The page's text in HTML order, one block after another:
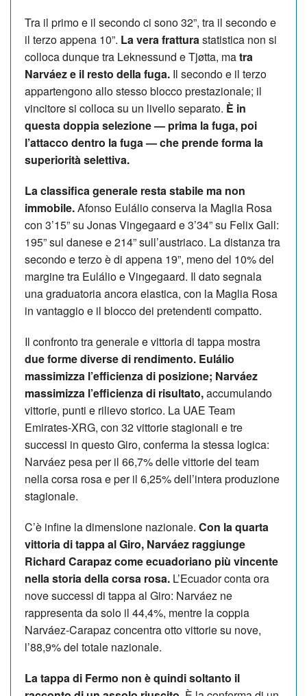
Tra il primo e il secondo ci sono 32”, tra il secondo e
il terzo appena 10”. La vera fratturastatistica non si
colloca dunque tra Leknessund e Tjøtta, matra
Narváez e il resto della fuga. Il secondo e il terzo
appartengono allo stesso blocco prestazionale; il
vincitore si colloca su un livello separato. È in
questa doppia selezione — prima la fuga, poi
l’attacco dentro la fuga — che prende forma la
superiorità selettiva.
La classifica generale resta stabile ma non
immobile.Afonso Eulálio conserva la Maglia Rosa
con 3’15” su Jonas Vingegaard e 3’34” su Felix Gall:
195” sul danese e 214” sull’austriaco. La distanza tra
secondo e terzo è di appena 19”, meno del 10% del
margine tra Eulálio e Vingegaard. Il dato segnala
una graduatoria ancora elastica, con la Maglia Rosa
in vantaggio e il blocco dei pretendenti compatto.
Il confronto tra generale e vittoria di tappa mostra
due forme diverse di rendimento. Eulálio
massimizza l’efficienza di posizione; Narváez
massimizza l’efficienza di risultato,accumulando
vittorie, punti e rilievo storico. La UAE Team
Emirates-XRG, con 32 vittorie stagionali e tre
successi in questo Giro, conferma la stessa logica:
Narváez pesa per il 66,7% delle vittorie del team
nella corsa rosa e per il 6,25% dell’intera produzione
stagionale.
C’è infine la dimensione nazionale. Con la quarta
vittoria di tappa al Giro, Narváez raggiunge
Richard Carapaz come ecuadoriano più vincente
nella storia della corsa rosa. L’Ecuador conta ora
nove successi di tappa al Giro: Narváez ne
rappresenta da solo il 44,4%, mentre la coppia
Narváez-Carapaz concentra otto vittorie su nove,
l’88,9% del totale nazionale.
La tappa di Fermo non è quindi soltanto il